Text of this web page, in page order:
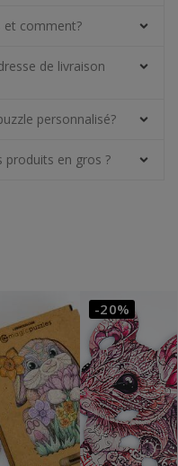
et comment?
de livraison
personnalisé?
produits en gros ?
-20%